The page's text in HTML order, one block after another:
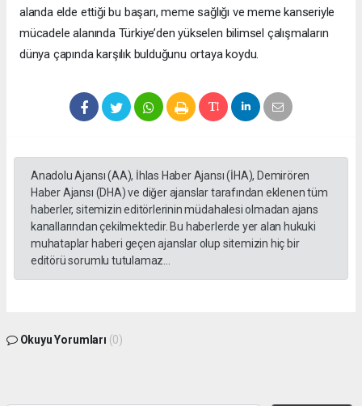
alanda elde ettiği bu başarı, meme sağlığı ve meme kanseriyle
mücadele alanında Türkiye’den yükselen bilimsel çalışmaların
dünya çapında karşılık bulduğunu ortaya koydu.
Anadolu Ajansı (AA), İhlas Haber Ajansı (İHA), Demirören
Haber Ajansı (DHA) ve diğer ajanslar tarafından eklenen tüm
haberler, sitemizin editörlerinin müdahalesi olmadan ajans
kanallarından çekilmektedir. Bu haberlerde yer alan hukuki
muhataplar haberi geçen ajanslar olup sitemizin hiç bir
editörü sorumlu tutulamaz...
Okuyu Yorumları (0)